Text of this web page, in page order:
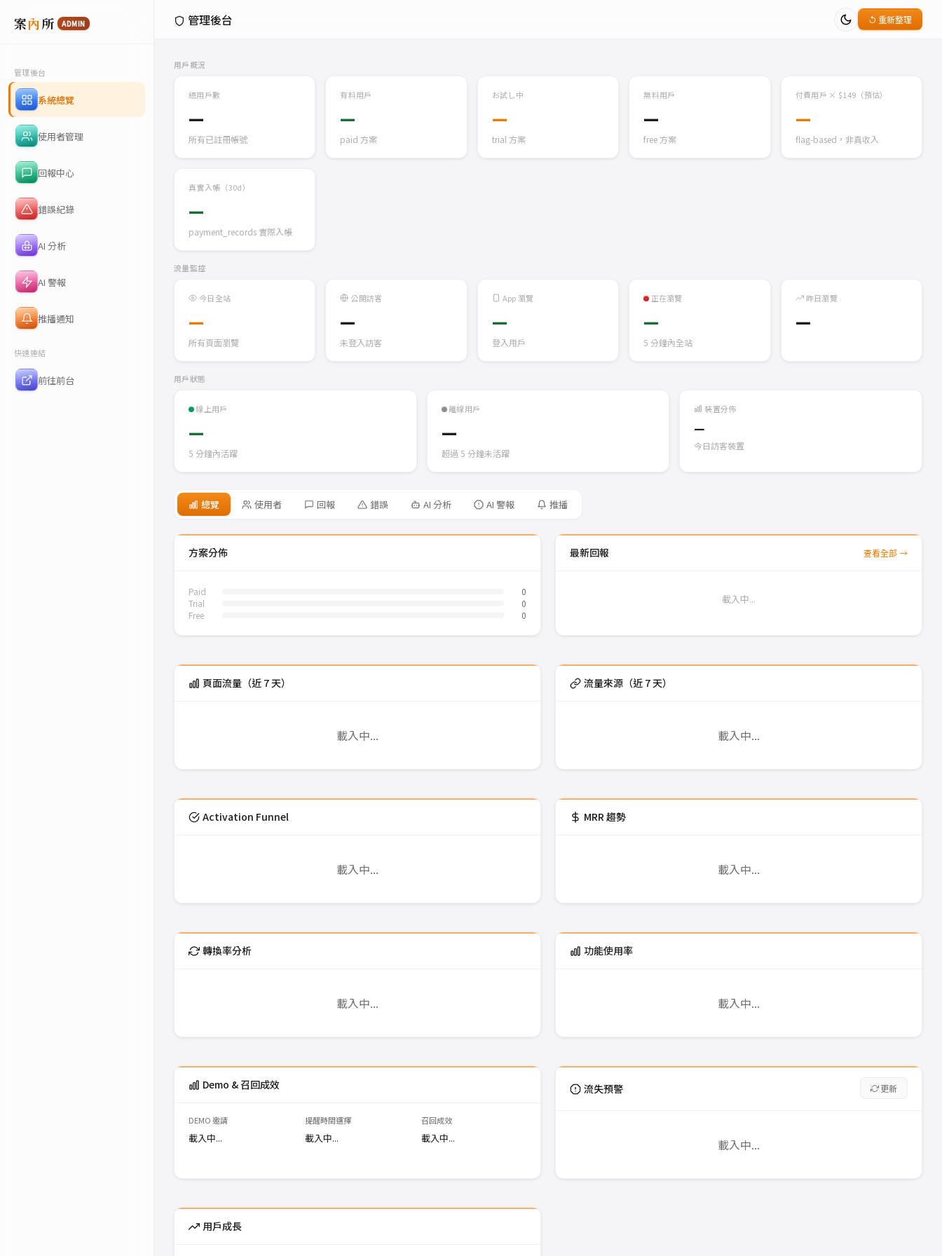
案內所 ADMIN
管理後台
系統總覽
使用者管理
回報中心
錯誤紀錄
AI 分析
AI 警報
推播通知
快速連結
前往前台
管理後台 ↺ 重新整理
用戶概況
總用戶數
—
所有已註冊帳號
有料用戶
—
paid 方案
お試し中
—
trial 方案
無料用戶
—
free 方案
付費用戶 × $149（預估）
—
flag-based，非真收入
真實入帳（30d）
—
payment_records 實際入帳
流量監控
今日全站
—
所有頁面瀏覽
公開訪客
—
未登入訪客
App 瀏覽
—
登入用戶
正在瀏覽
—
5 分鐘內全站
昨日瀏覽
—
用戶狀態
線上用戶
—
5 分鐘內活躍
離線用戶
—
超過 5 分鐘未活躍
裝置分佈
—
今日訪客裝置
總覽 使用者 回報 錯誤 AI 分析 AI 警報 推播
方案分佈
Paid
0
Trial
0
Free
0
最新回報 查看全部 →
載入中...
頁面流量（近 7 天）
載入中...
流量來源（近 7 天）
載入中...
Activation Funnel
載入中...
MRR 趨勢
載入中...
轉換率分析
載入中...
功能使用率
載入中...
Demo & 召回成效
DEMO 邀請
載入中...
提醒時間選擇
載入中...
召回成效
載入中...
流失預警 更新
載入中...
用戶成長